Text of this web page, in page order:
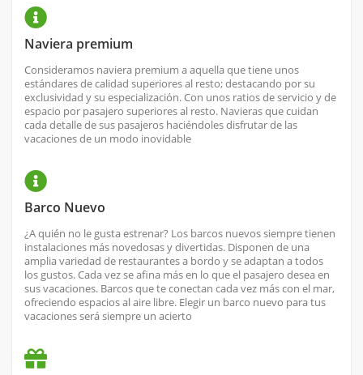
Naviera premium
Consideramos naviera premium a aquella que tiene unos
estándares de calidad superiores al resto; destacando por su
exclusividad y su especialización. Con unos ratios de servicio y de
espacio por pasajero superiores al resto. Navieras que cuidan
cada detalle de sus pasajeros haciéndoles disfrutar de las
vacaciones de un modo inovidable
Barco Nuevo
¿A quién no le gusta estrenar? Los barcos nuevos siempre tienen
instalaciones más novedosas y divertidas. Disponen de una
amplia variedad de restaurantes a bordo y se adaptan a todos
los gustos. Cada vez se afina más en lo que el pasajero desea en
sus vacaciones. Barcos que te conectan cada vez más con el mar,
ofreciendo espacios al aire libre. Elegir un barco nuevo para tus
vacaciones será siempre un acierto